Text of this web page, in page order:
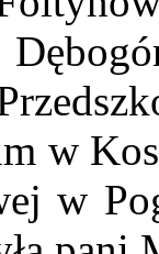
w
w